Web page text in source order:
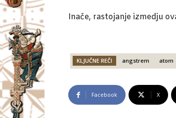
Inače, rastojanje izmedju
KLJUČNE REČI angstrem atom
Facebook X